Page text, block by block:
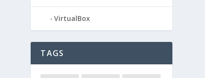
VirtualBox
TAGS